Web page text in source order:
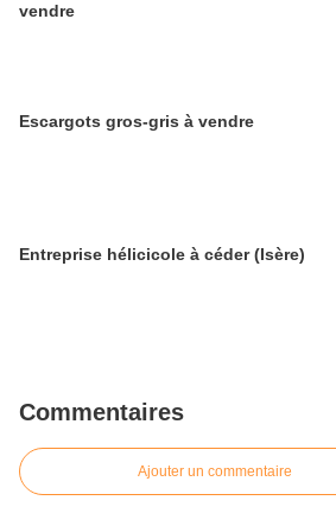
vendre
Escargots gros-gris à vendre
Entreprise hélicicole à céder (Isère)
Commentaires
Ajouter un commentaire